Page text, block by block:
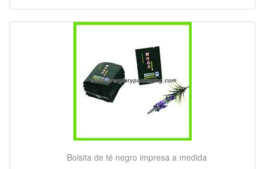
Bolsita de té negro impresa a medida